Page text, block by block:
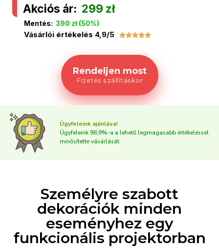
Akciós ár: 299 zł
Mentés: 390 zł (50%)
Vásárlói értékelés 4,9/5 
Rendeljen most
Fizetés szállításkor
Ügyfeleink ajánlása!
Ügyfeleink 98,9%-a a lehető legmagasabb értékeléssel
minősítette vásárlását.
Személyre szabott
dekorációk minden
eseményhez egy
funkcionális projektorban